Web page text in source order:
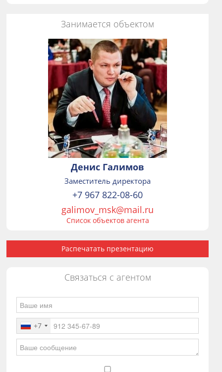
Занимается объектом
Денис Галимов
Заместитель директора
+7 967 822-08-60
galimov_msk@mail.ru
Список объектов агента
Распечатать презентацию
Связаться с агентом
+7